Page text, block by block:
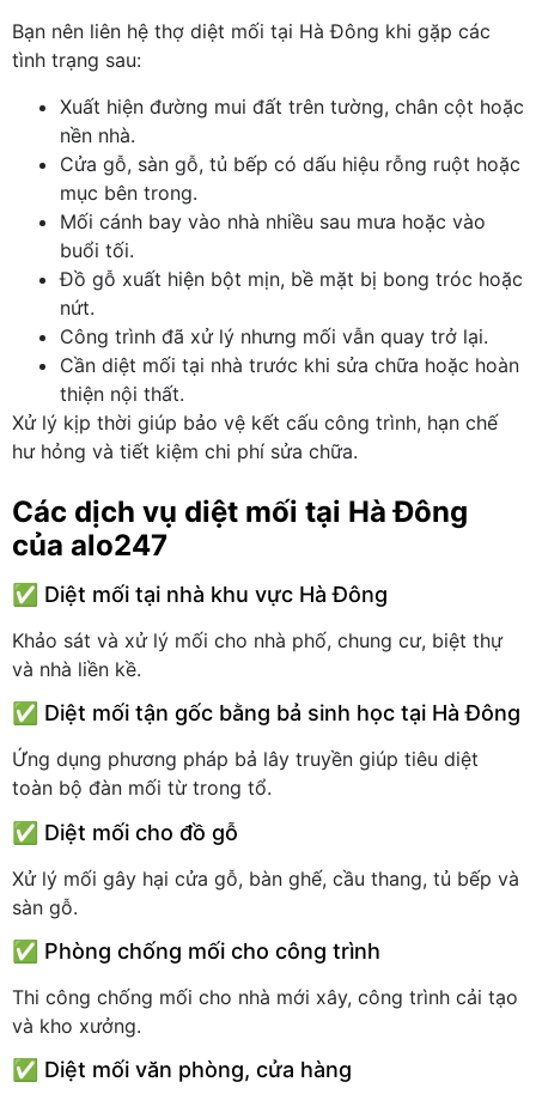
Bạn nên liên hệ thợ diệt mối tại Hà Đông khi gặp các
tình trạng sau:
Xuất hiện đường mui đất trên tường, chân cột hoặc
nền nhà.
Cửa gỗ, sàn gỗ, tủ bếp có dấu hiệu rỗng ruột hoặc
mục bên trong.
Mối cánh bay vào nhà nhiều sau mưa hoặc vào
buổi tối.
Đồ gỗ xuất hiện bột mịn, bề mặt bị bong tróc hoặc
nứt.
Công trình đã xử lý nhưng mối vẫn quay trở lại.
Cần diệt mối tại nhà trước khi sửa chữa hoặc hoàn
thiện nội thất.
Xử lý kịp thời giúp bảo vệ kết cấu công trình, hạn chế
hư hỏng và tiết kiệm chi phí sửa chữa.
Các dịch vụ diệt mối tại Hà Đông
của alo247
✅ Diệt mối tại nhà khu vực Hà Đông
Khảo sát và xử lý mối cho nhà phố, chung cư, biệt thự
và nhà liền kề.
✅ Diệt mối tận gốc bằng bả sinh học tại Hà Đông
Ứng dụng phương pháp bả lây truyền giúp tiêu diệt
toàn bộ đàn mối từ trong tổ.
✅ Diệt mối cho đồ gỗ
Xử lý mối gây hại cửa gỗ, bàn ghế, cầu thang, tủ bếp và
sàn gỗ.
✅ Phòng chống mối cho công trình
Thi công chống mối cho nhà mới xây, công trình cải tạo
và kho xưởng.
✅ Diệt mối văn phòng, cửa hàng